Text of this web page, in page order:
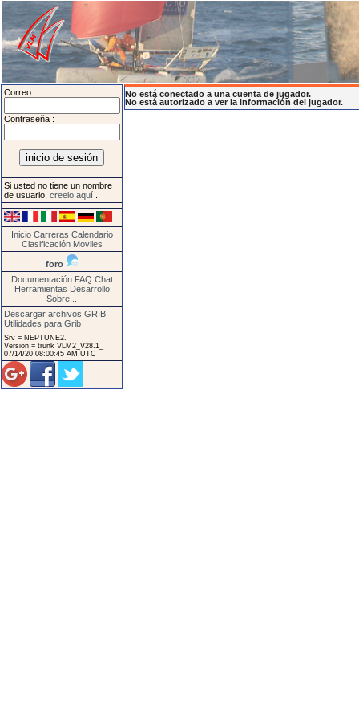
Correo :
Contraseña :
Si usted no tiene un nombre
de usuario, creelo aquí
Inicio Carreras Calendario
Clasificación Moviles
foro
Documentación FAQ Chat
Herramientas Desarrollo
Sobre...
Descargar archivos GRIB
Utilidades para Grib
Srv = NEPTUNE2.
Version = trunk VLM2_V28.1_
07/14/20 08:00:45 AM UTC
No está conectado a una cuenta de jugador.
No está autorizado a ver la información del jugador.